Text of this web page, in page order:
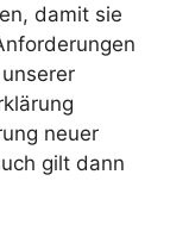
damit sie
neuer
gilt dann